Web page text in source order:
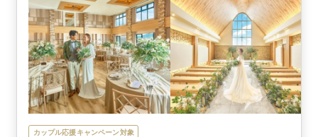
カップル応援キャンペーン対象